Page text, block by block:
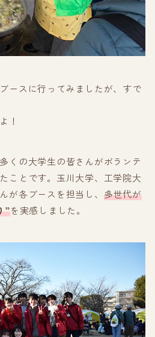
ースに行ってみましたが、すで
！
くの大学生の皆さんがボランテ
ことです。玉川大学、工学院大
が各ブースを担当し、 多世代が
”を実感しました。